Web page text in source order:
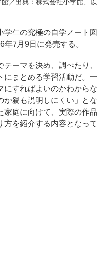
／出典：株式会社小学館、以
学生の究極の自学ノート図
7月9日に発売する。
ーマを決め、調べたり、
にまとめる学習活動だ。一
にすればよいのかわからな
か親も説明しにくい」とな
家庭に向けて、実際の作品
方を紹介する内容となって